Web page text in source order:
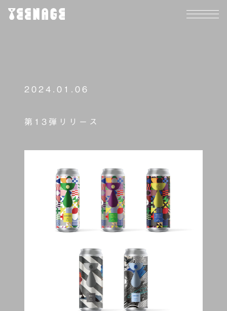
2024.01.06
第13弾リリース